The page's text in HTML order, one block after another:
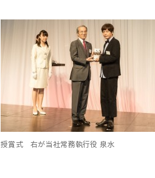
授賞式 右が当社常務執行役 泉水